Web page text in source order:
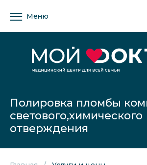
Меню
Полировка пломбы
светового,химического
отверждения